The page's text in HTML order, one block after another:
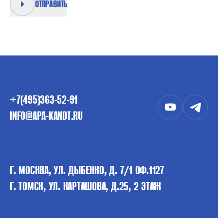
ОТПРАВИТЬ
+7(495)363-52-91
INFO@APA-KANDT.RU
Г. МОСКВА, УЛ. ДЫБЕНКО, Д. 7/1 ОФ.1127
Г. ТОМСК, УЛ. КАРТАШОВА, Д.25, 2 ЭТАЖ